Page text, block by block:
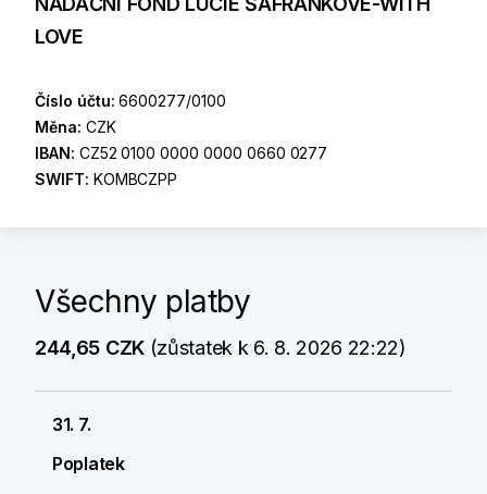
LOVE
Číslo účtu:6600277/0100
Měna: CZK
IBAN: CZ52 0100 0000 0000 0660 0277
SWIFT: KOMBCZPP
Všechny platby
244,65 CZK(zůstatek k 6. 8. 2026 22:22)
31. 7.
Poplatek